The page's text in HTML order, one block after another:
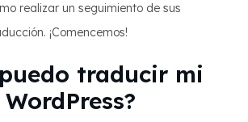
realizar un seguimiento de sus
¡Comencemos!
traducir mi